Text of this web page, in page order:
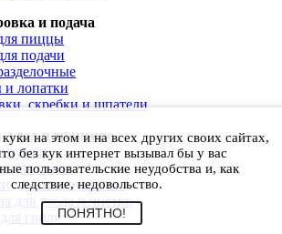
и подача
пиццы
подачи
лопатки
скребки и шпатели
уход и хранение
сумки
для гриля
для инструментов
для ухода и чистки
гриля
на этом и на всех других своих сайтах,
без кук интернет вызывал бы у вас
пользовательские неудобства и, как
следствие, недовольство.
ПОНЯТНО!